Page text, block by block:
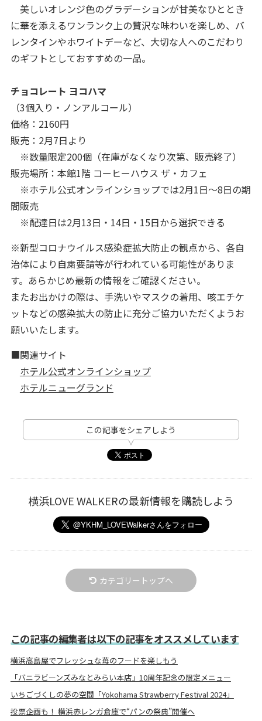
美しいオレンジ色のグラデーションが甘美なひととき
に華を添えるワンランク上の贅沢な味わいを楽しめ、バ
レンタインやホワイトデーなど、大切な人へのこだわり
のギフトとしておすすめの一品。
チョコレート ヨコハマ
（3個入り・ノンアルコール）
価格：2160円
販売：2月7日より
※数量限定200個（在庫がなくなり次第、販売終了）
販売場所：本館1階 コーヒーハウス ザ・カフェ
※ホテル公式オンラインショップでは2月1日～8日の期
間販売
※配達日は2月13日・14日・15日から選択できる
※新型コロナウイルス感染症拡大防止の観点から、各自
治体により自粛要請等が行われている可能性がありま
す。あらかじめ最新の情報をご確認ください。
またお出かけの際は、手洗いやマスクの着用、咳エチケ
ットなどの感染拡大の防止に充分ご協力いただくようお
願いいたします。
■関連サイト
ホテル公式オンラインショップ
ホテルニューグランド
この記事をシェアしよう
横浜LOVE WALKERの最新情報を購読しよう
カテゴリートップへ
この記事の編集者は以下の記事をオススメしています
横浜高島屋でフレッシュな苺のフードを楽しもう
「バニラビーンズみなとみらい本店」10周年記念の限定メニュー
いちごづくしの夢の空間「Yokohama Strawberry Festival 2024」
投票企画も！ 横浜赤レンガ倉庫で“パンの祭典”開催へ